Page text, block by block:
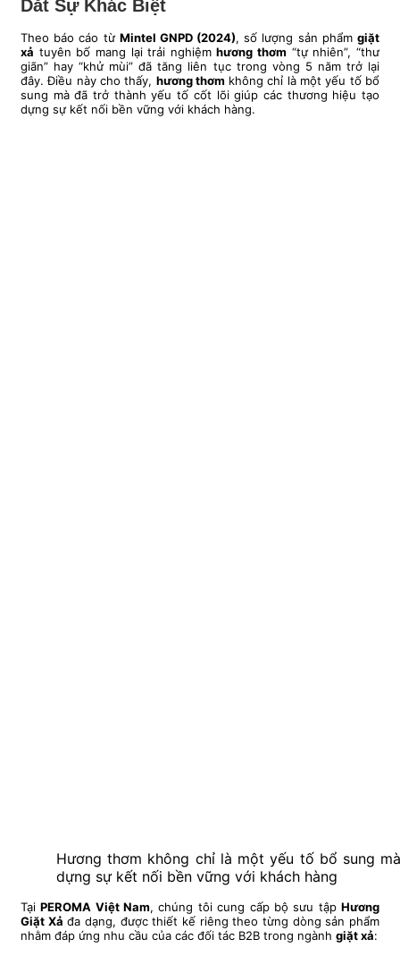
Dắt Sự Khác Biệt
Theo báo cáo từ Mintel GNPD (2024), số lượng sản phẩmgiặt
xả tuyên bố mang lại trải nghiệmhương thơm “tự nhiên”, “thư
giãn” hay “khử mùi” đã tăng liên tục trong vòng 5 năm trở lại
đây. Điều này cho thấy, hương thơm không chỉ là một yếu tố bổ
sung mà đã trở thành yếu tố cốt lõi giúp các thương hiệu tạo
dựng sự kết nối bền vững với khách hàng.
Hương thơm không chỉ là một yếu tố bổ sung
dựng sự kết nối bền vững với khách hàng
TạiPEROMA Việt Nam, chúng tôi cung cấp bộ sưu tậpHương
Giặt Xả đa dạng, được thiết kế riêng theo từng dòng sản phẩm
nhằm đáp ứng nhu cầu của các đối tác B2B trong ngành giặt xả: